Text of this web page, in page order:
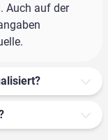
Auch auf der